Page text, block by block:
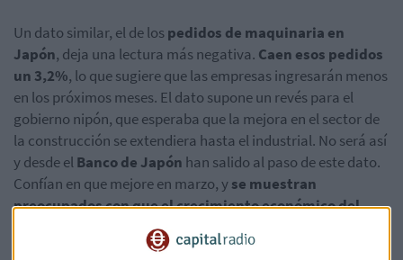
Un dato similar, el de lospedidos de maquinaria en
Japón, deja una lectura más negativa. Caen esos pedidos
un 3,2%, lo que sugiere que las empresas ingresarán menos
en los próximos meses. El dato supone un revés para el
gobierno nipón, que esperaba que la mejora en el sector de
la construcción se extendiera hasta el industrial. No será así
y desde elBanco de Japón han salido al paso de este dato.
Confían en que mejore en marzo, yse muestran
preocupados con que el crecimiento económico del
país no se traslade a una subida en los precios
permita a su vez incrementar los salarios posteriormente.